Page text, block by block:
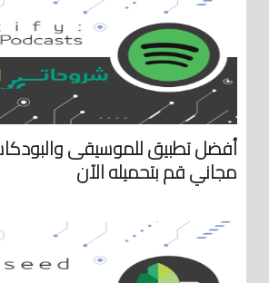
أفضل تطبيق للموسيقى
مجاني قم بتحميله الآن